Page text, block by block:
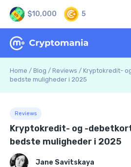
$10,000 5
Home / Blog / Reviews / Kryptokredit-
bedste muligheder i 2025
Reviews
Kryptokredit- og -
bedste muligheder i 2025
Jane Savitskaya